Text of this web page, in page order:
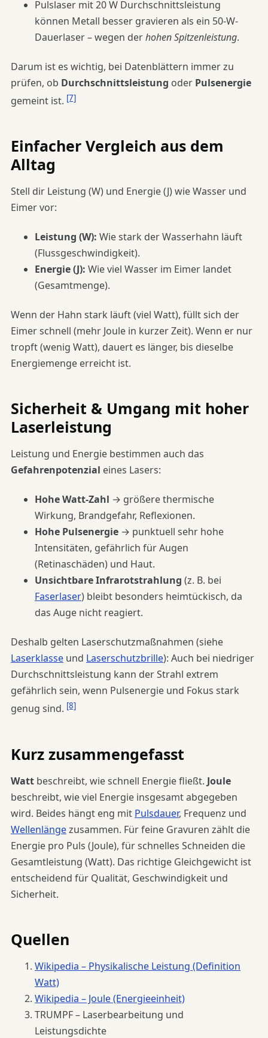
Pulslaser mit 20 W Durchschnittsleistung
können Metall besser gravieren als ein 50-W-
Dauerlaser – wegen derhohen Spitzenleistung.
Darum ist es wichtig, bei Datenblättern immer zu
prüfen, ob Durchschnittsleistung oder Pulsenergie
gemeint ist. [7]
Einfacher Vergleich aus dem
Alltag
Stell dir Leistung (W) und Energie (J) wie Wasser und
Eimer vor:
Leistung (W): Wie stark der Wasserhahn läuft
(Flussgeschwindigkeit).
Energie (J): Wie viel Wasser im Eimer landet
(Gesamtmenge).
Wenn der Hahn stark läuft (viel Watt), füllt sich der
Eimer schnell (mehr Joule in kurzer Zeit). Wenn er nur
tropft (wenig Watt), dauert es länger, bis dieselbe
Energiemenge erreicht ist.
Sicherheit & Umgang mit hoher
Laserleistung
Leistung und Energie bestimmen auch das
Gefahrenpotenzial eines Lasers:
Hohe Watt-Zahl → größere thermische
Wirkung, Brandgefahr, Reflexionen.
Hohe Pulsenergie → punktuell sehr hohe
Intensitäten, gefährlich für Augen
(Retinaschäden) und Haut.
Unsichtbare Infrarotstrahlung (z. B. bei
Faserlaser) bleibt besonders heimtückisch, da
das Auge nicht reagiert.
Deshalb gelten Laserschutzmaßnahmen (siehe
Laserklasse und Laserschutzbrille): Auch bei niedriger
Durchschnittsleistung kann der Strahl extrem
gefährlich sein, wenn Pulsenergie und Fokus stark
genug sind. [8]
Kurz zusammengefasst
Watt beschreibt, wie schnell Energie fließt. Joule
beschreibt, wie viel Energie insgesamt abgegeben
wird. Beides hängt eng mit Pulsdauer, Frequenz und
Wellenlängezusammen. Für feine Gravuren zählt die
Energie pro Puls (Joule), für schnelles Schneiden die
Gesamtleistung (Watt). Das richtige Gleichgewicht ist
entscheidend für Qualität, Geschwindigkeit und
Sicherheit.
Quellen
Wikipedia – Physikalische Leistung (Definition
Watt)
Wikipedia – Joule (Energieeinheit)
TRUMPF – Laserbearbeitung und
Leistungsdichte